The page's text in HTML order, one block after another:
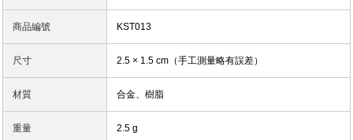
商品編號 KST013
尺寸 2.5 × 1.5 cm（手工測量略有誤差）
材質 合金、樹脂
重量 2.5 g